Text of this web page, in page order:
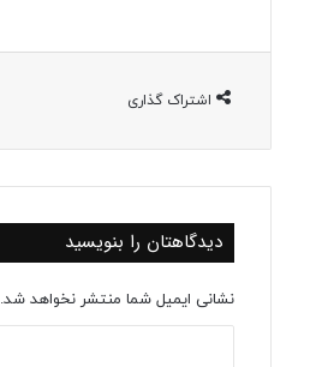
اشتراک گذاری
دیدگاهتان را بنویسید
نشانی ایمیل شما منتشر نخواهد شد.